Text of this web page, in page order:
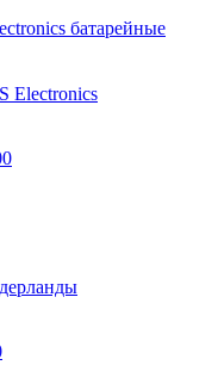
батарейные
Electronics